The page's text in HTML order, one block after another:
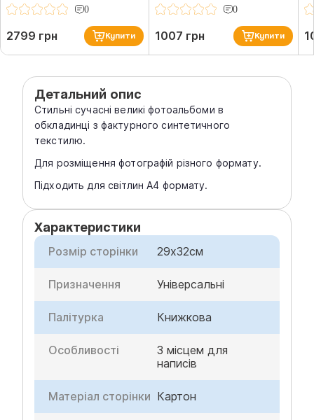
0
2799 грн Купити
0
1007 грн Купити
Детальний опис
Стильні сучасні великі фотоальбоми в
обкладинці з фактурного синтетичного
текстилю.
Для розміщення фотографій різного формату.
Підходить для світлин А4 формату.
Характеристики
Розмір сторінки 29х32см
Призначення Універсальні
Палітурка Книжкова
Особливості
З місцем для
написів
Матеріал сторінки Картон